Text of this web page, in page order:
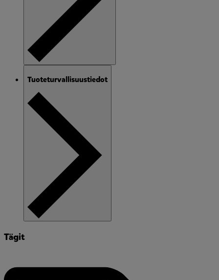
Tuoteturvallisuustiedot
Tägit